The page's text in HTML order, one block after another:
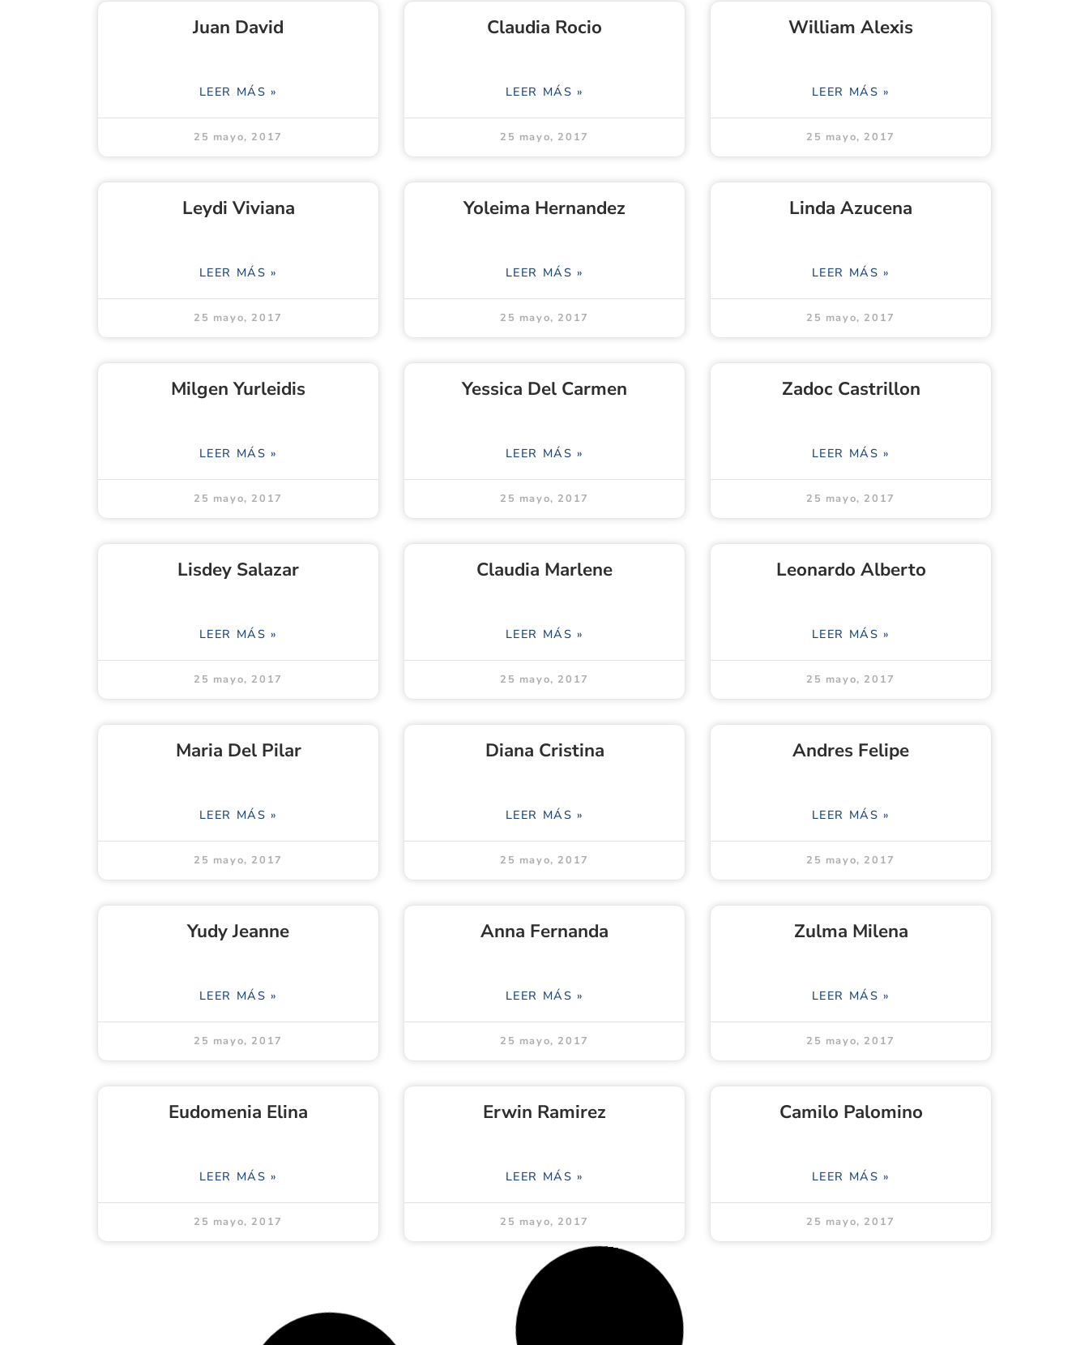
Juan David
LEER MÁS »
25 mayo, 2017
Claudia Rocio
LEER MÁS »
25 mayo, 2017
William Alexis
LEER MÁS »
25 mayo, 2017
Leydi Viviana
LEER MÁS »
25 mayo, 2017
Yoleima Hernandez
LEER MÁS »
25 mayo, 2017
Linda Azucena
LEER MÁS »
25 mayo, 2017
Milgen Yurleidis
LEER MÁS »
25 mayo, 2017
Yessica Del Carmen
LEER MÁS »
25 mayo, 2017
Zadoc Castrillon
LEER MÁS »
25 mayo, 2017
Lisdey Salazar
LEER MÁS »
25 mayo, 2017
Claudia Marlene
LEER MÁS »
25 mayo, 2017
Leonardo Alberto
LEER MÁS »
25 mayo, 2017
Maria Del Pilar
LEER MÁS »
25 mayo, 2017
Diana Cristina
LEER MÁS »
25 mayo, 2017
Andres Felipe
LEER MÁS »
25 mayo, 2017
Yudy Jeanne
LEER MÁS »
25 mayo, 2017
Anna Fernanda
LEER MÁS »
25 mayo, 2017
Zulma Milena
LEER MÁS »
25 mayo, 2017
Eudomenia Elina
LEER MÁS »
25 mayo, 2017
Erwin Ramirez
LEER MÁS »
25 mayo, 2017
Camilo Palomino
LEER MÁS »
25 mayo, 2017
Julieth Alexandra